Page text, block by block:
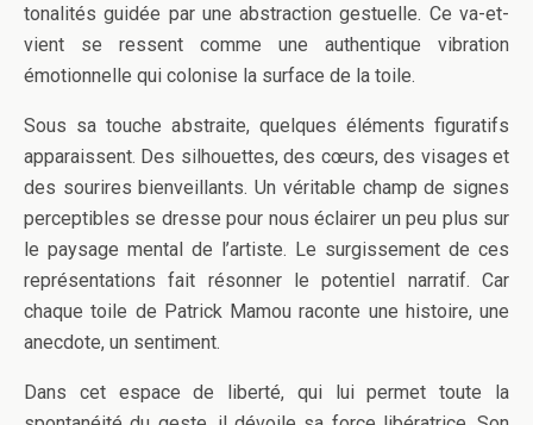
tonalités guidée par une abstraction gestuelle. Ce va-et-
vient se ressent comme une authentique vibration
émotionnelle qui colonise la surface de la toile.
Sous sa touche abstraite, quelques éléments figuratifs
apparaissent. Des silhouettes, des cœurs, des visages et
des sourires bienveillants. Un véritable champ de signes
perceptibles se dresse pour nous éclairer un peu plus sur
le paysage mental de l’artiste. Le surgissement de ces
représentations fait résonner le potentiel narratif. Car
chaque toile de Patrick Mamou raconte une histoire, une
anecdote, un sentiment.
Dans cet espace de liberté, qui lui permet toute la